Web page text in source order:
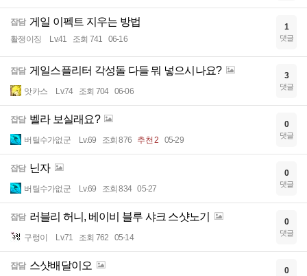
잡담 게일 이펙트 지우는 방법
활쟁이징 Lv.41 조회 741 06-16
1
댓글
잡담 게일스플리터 각성돌 다들 뭐 넣으시나요?
앗카스 Lv.74 조회 704 06-06
3
댓글
잡담 벨라 보실래요?
버틸수가없군 Lv.69 조회 876 추천 2 05-29
0
댓글
잡담 닌자
버틸수가없군 Lv.69 조회 834 05-27
0
댓글
잡담 러블리 허니, 베이비 블루 샤크 스샷노기
구렁이 Lv.71 조회 762 05-14
0
댓글
잡담 스샷배달이오 0